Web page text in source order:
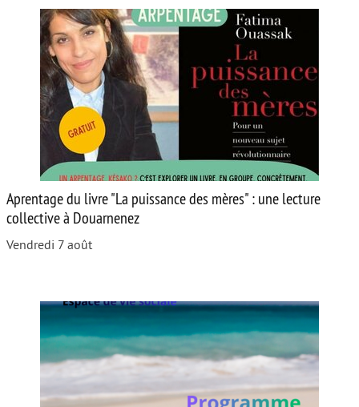
Aprentage du livre "La puissance des mères" : une lecture
collective à Douarnenez
Vendredi 7 août